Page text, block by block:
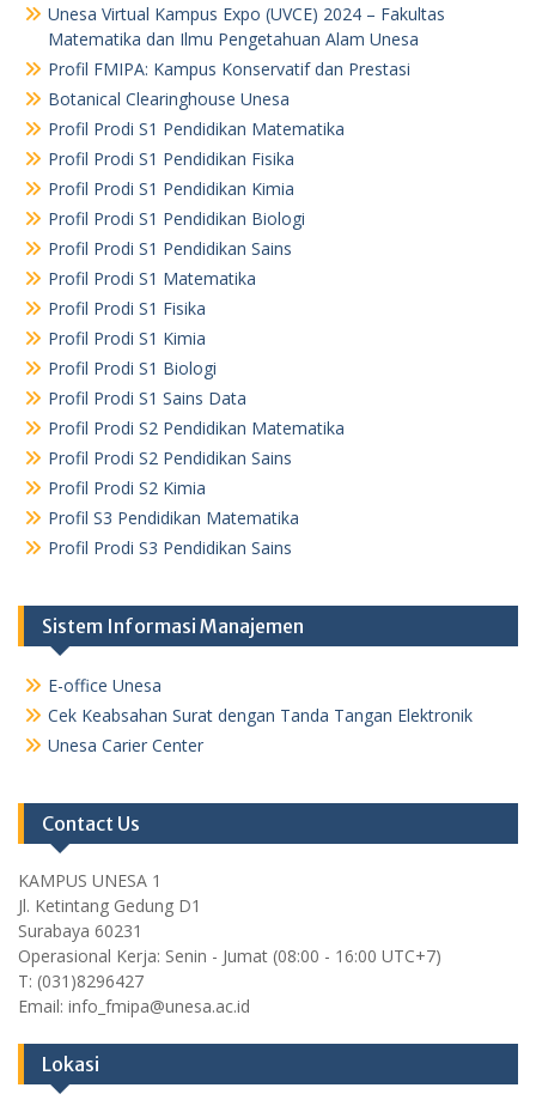
Unesa Virtual Kampus Expo (UVCE) 2024 – Fakultas
Matematika dan Ilmu Pengetahuan Alam Unesa
Profil FMIPA: Kampus Konservatif dan Prestasi
Botanical Clearinghouse Unesa
Profil Prodi S1 Pendidikan Matematika
Profil Prodi S1 Pendidikan Fisika
Profil Prodi S1 Pendidikan Kimia
Profil Prodi S1 Pendidikan Biologi
Profil Prodi S1 Pendidikan Sains
Profil Prodi S1 Matematika
Profil Prodi S1 Fisika
Profil Prodi S1 Kimia
Profil Prodi S1 Biologi
Profil Prodi S1 Sains Data
Profil Prodi S2 Pendidikan Matematika
Profil Prodi S2 Pendidikan Sains
Profil Prodi S2 Kimia
Profil S3 Pendidikan Matematika
Profil Prodi S3 Pendidikan Sains
Sistem Informasi Manajemen
E-office Unesa
Cek Keabsahan Surat dengan Tanda Tangan Elektronik
Unesa Carier Center
Contact Us
KAMPUS UNESA 1
Jl. Ketintang Gedung D1
Surabaya 60231
Operasional Kerja: Senin - Jumat (08:00 - 16:00 UTC+7)
T: (031)8296427
Email: info_fmipa@unesa.ac.id
Lokasi